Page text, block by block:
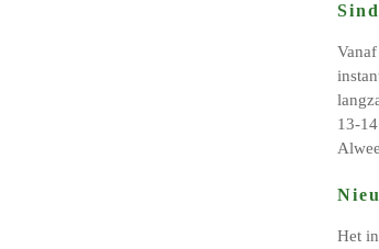
13-
Het